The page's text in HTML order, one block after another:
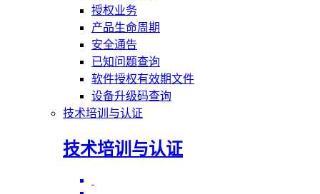
授权业务
产品生命周期
安全通告
已知问题查询
软件授权有效期文件
设备升级码查询
技术培训与认证
技术培训与认证